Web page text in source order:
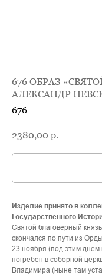
676 ОБРАЗ
АЛЕКСАНДР
676
2380,00 р.
Изделие принято в
Государственного
Святой благоверный
скончался по пути из
23 ноября (под этим
погребен в соборной
Владимира (ныне там